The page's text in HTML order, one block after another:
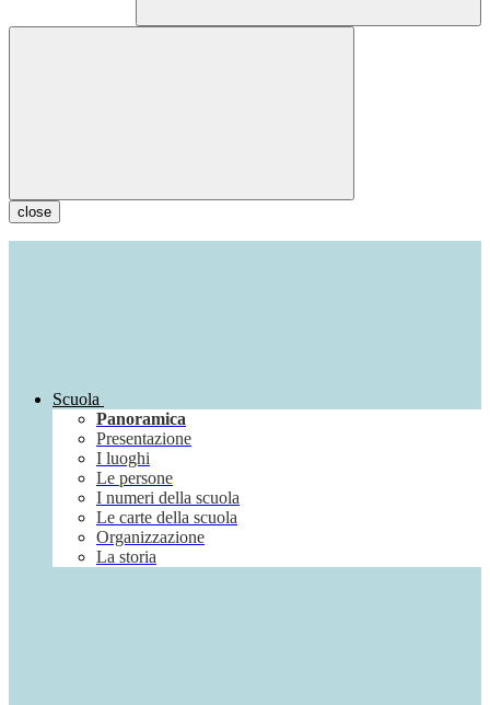
close
Scuola
Panoramica
Presentazione
I luoghi
Le persone
I numeri della scuola
Le carte della scuola
Organizzazione
La storia